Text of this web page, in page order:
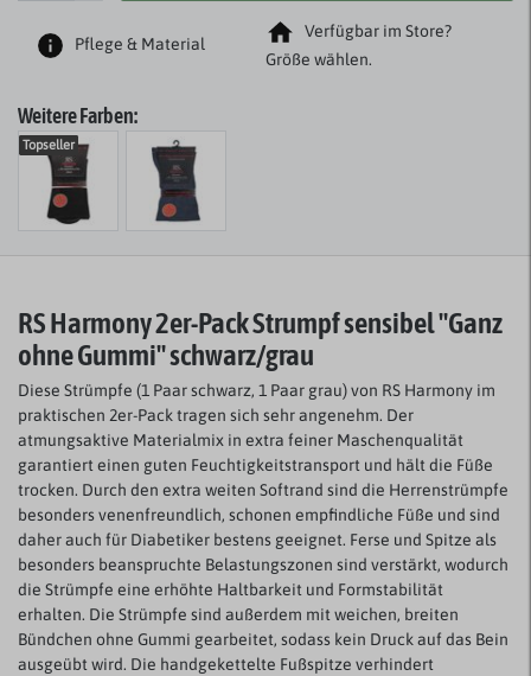
Pflege & Material
Verfügbar im Store?
Größe wählen.
Weitere Farben:
Topseller
RS Harmony 2er-Pack Strumpf sensibel "Ganz
ohne Gummi" schwarz/grau
Diese Strümpfe (1 Paar schwarz, 1 Paar grau) von RS Harmony im
praktischen 2er-Pack tragen sich sehr angenehm. Der
atmungsaktive Materialmix in extra feiner Maschenqualität
garantiert einen guten Feuchtigkeitstransport und hält die Füße
trocken. Durch den extra weiten Softrand sind die Herrenstrümpfe
besonders venenfreundlich, schonen empfindliche Füße und sind
daher auch für Diabetiker bestens geeignet. Ferse und Spitze als
besonders beanspruchte Belastungszonen sind verstärkt, wodurch
die Strümpfe eine erhöhte Haltbarkeit und Formstabilität
erhalten. Die Strümpfe sind außerdem mit weichen, breiten
Bündchen ohne Gummi gearbeitet, sodass kein Druck auf das Bein
ausgeübt wird. Die handgekettelte Fußspitze verhindert